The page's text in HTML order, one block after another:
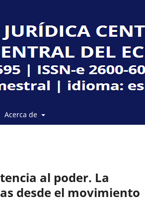
Acerca de
al poder. La
desde el movimiento